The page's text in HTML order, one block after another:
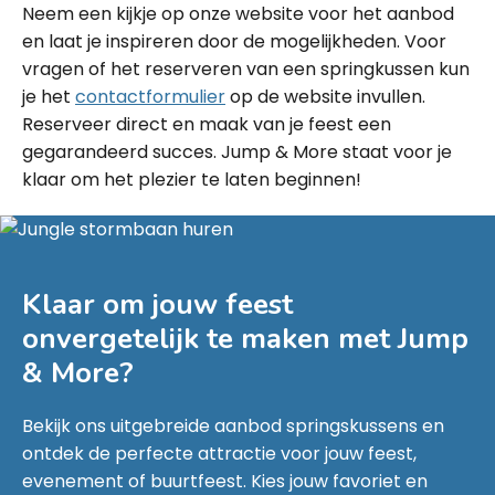
Neem een kijkje op onze website voor het aanbod
en laat je inspireren door de mogelijkheden. Voor
vragen of het reserveren van een springkussen kun
je het contactformulierop de website invullen.
Reserveer direct en maak van je feest een
gegarandeerd succes. Jump & More staat voor je
klaar om het plezier te laten beginnen!
Klaar om jouw feest
onvergetelijk te maken metJump
& More?
Bekijk ons uitgebreide aanbod springskussens en
ontdek de perfecte attractie voor jouw feest,
evenement of buurtfeest. Kies jouw favoriet en